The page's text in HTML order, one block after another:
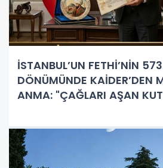
İSTANBUL’UN FETHİ’NİN
DÖNÜMÜNDE KAİDER’DEN
ANMA: "ÇAĞLARI AŞAN